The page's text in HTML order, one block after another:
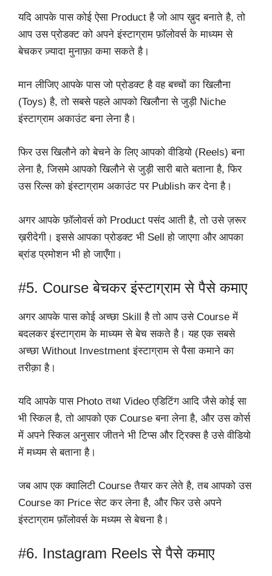
यदि आपके पास कोई ऐसा Product है जो आप ख़ुद बनाते है, तो
आप उस प्रोडक्ट को अपने इंस्टाग्राम फ़ॉलोवर्स के माध्यम से
बेचकर ज़्यादा मुनाफ़ा कमा सकते है।
मान लीजिए आपके पास जो प्रोडक्ट है वह बच्चों का खिलौना
(Toys) है, तो सबसे पहले आपको खिलौना से जुड़ी Niche
इंस्टाग्राम अकाउंट बना लेना है।
फिर उस खिलौने को बेचने के लिए आपको वीडियो (Reels) बना
लेना है, जिसमे आपको खिलौने से जुड़ी सारी बाते बताना है, फिर
उस रिल्स को इंस्टाग्राम अकाउंट पर Publish कर देना है।
अगर आपके फ़ॉलोवर्स को Product पसंद आती है, तो उसे ज़रूर
ख़रीदेगी। इससे आपका प्रोडक्ट भी Sell हो जाएगा और आपका
ब्रांड प्रमोशन भी हो जाएँगा।
#5. Course बेचकर इंस्टाग्राम से पैसे कमाए
अगर आपके पास कोई अच्छा Skill है तो आप उसे Course में
बदलकर इंस्टाग्राम के माध्यम से बेच सकते है। यह एक सबसे
अच्छा Without Investment इंस्टाग्राम से पैसा कमाने का
तरीक़ा है।
यदि आपके पास Photo तथा Video एडिटिंग आदि जैसे कोई सा
भी स्किल है, तो आपको एक Course बना लेना है, और उस कोर्स
में अपने स्किल अनुसार जीतने भी टिप्स और ट्रिक्स है उसे वीडियो
में मध्यम से बताना है।
जब आप एक क्वालिटी Course तैयार कर लेते है, तब आपको उस
Course का Price सेट कर लेना है, और फिर उसे अपने
इंस्टाग्राम फ़ॉलोवर्स के मध्यम से बेचना है।
#6. Instagram Reels से पैसे कमाए